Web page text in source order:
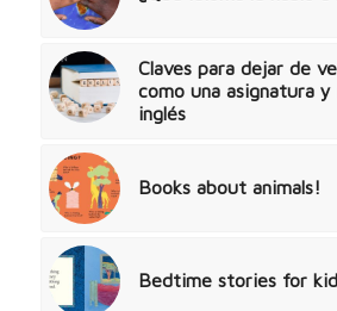
Claves para dejar de
como una asignatura
inglés
Books about animals!
Bedtime stories for